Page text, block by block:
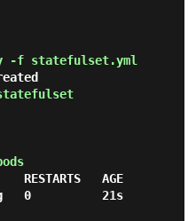
-f statefulset.yml
RESTARTS   AGE
0          21s